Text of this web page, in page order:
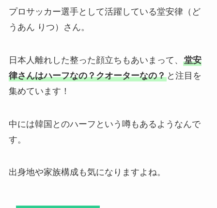
プロサッカー選手として活躍している堂安律（ど
うあん りつ）さん。
日本人離れした整った顔立ちもあいまって、 堂安
律さんはハーフなの？クオーターなの？と注目を
集めています！
中には韓国とのハーフという噂もあるようなんで
す。
出身地や家族構成も気になりますよね。